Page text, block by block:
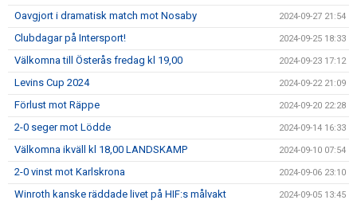
Oavgjort i dramatisk match mot Nosaby 2024-09-27 21:54
Clubdagar på Intersport! 2024-09-25 18:33
Välkomna till Österås fredag kl 19,00 2024-09-23 17:12
Levins Cup 2024 2024-09-22 21:09
Förlust mot Räppe 2024-09-20 22:28
2-0 seger mot Lödde 2024-09-14 16:33
Välkomna ikväll kl 18,00 LANDSKAMP 2024-09-10 07:54
2-0 vinst mot Karlskrona 2024-09-06 23:10
Winroth kanske räddade livet på HIF:s målvakt 2024-09-05 13:45